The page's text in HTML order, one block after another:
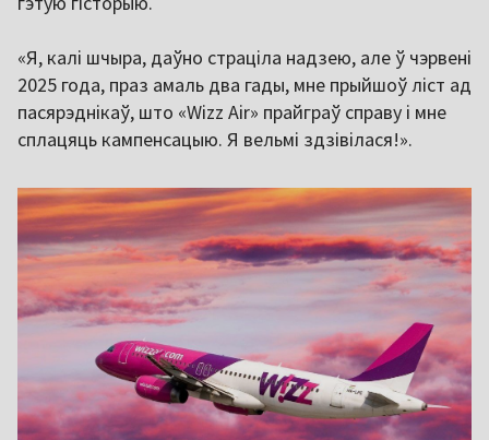
«Я, калі шчыра, даўно страціла надзею, але ў чэрвені
2025 года, праз амаль два гады, мне прыйшоў ліст ад
пасярэднікаў, што «Wizz Air» прайграў справу і мне
сплацяць кампенсацыю. Я вельмі здзівілася!».